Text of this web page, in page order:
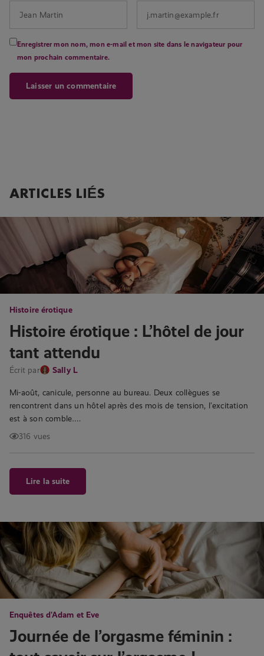
Enregistrer mon nom, mon e-mail et mon site dans le navigateur pour
mon prochain commentaire.
ARTICLES LIÉS
Histoire érotique
Histoire érotique : L’hôtel de jour
tant attendu
Écrit par Sally L
Mi-août, canicule, personne au bureau. Deux collègues se
rencontrent dans un hôtel après des mois de tension, l’excitation
est à son comble….
316 vues
Lire la suite
Enquêtes d'Adam et Eve
Journée de l’orgasme féminin :